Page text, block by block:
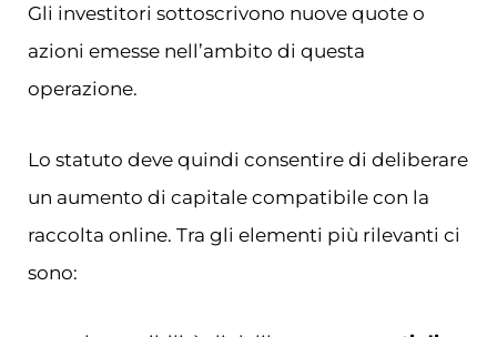
Gli investitori sottoscrivono nuove quote o
azioni emesse nell’ambito di questa
operazione.
Lo statuto deve quindi consentire di deliberare
un aumento di capitale compatibile con la
raccolta online. Tra gli elementi più rilevanti ci
sono: